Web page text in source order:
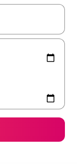
się po nich za